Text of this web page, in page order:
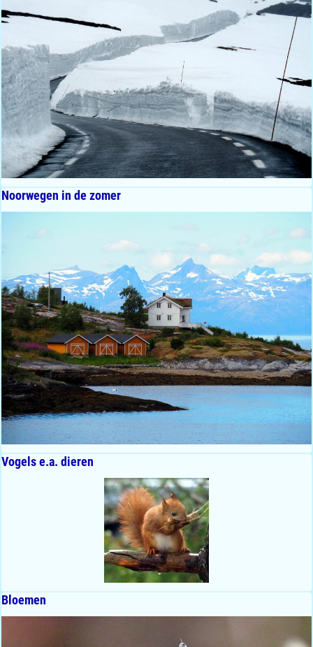
Noorwegen in de zomer
Vogels e.a. dieren
Bloemen